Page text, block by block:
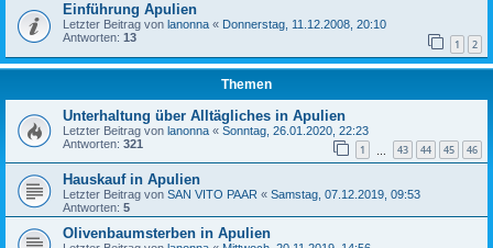
Einführung Apulien
Letzter Beitrag von lanonna « Donnerstag, 11.12.2008, 20:10
Antworten: 13 1 2
Themen
Unterhaltung über Alltägliches in Apulien
Letzter Beitrag von lanonna « Sonntag, 26.01.2020, 22:23
Antworten: 321 1 43 44 45 46
Hauskauf in Apulien
Letzter Beitrag von SAN VITO PAAR « Samstag, 07.12.2019, 09:53
Antworten: 5
Olivenbaumsterben in Apulien